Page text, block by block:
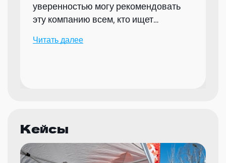
уверенностью могу рекомендовать
эту компанию всем, кто ищет
мероприятий.
Читать далее
Кейсы